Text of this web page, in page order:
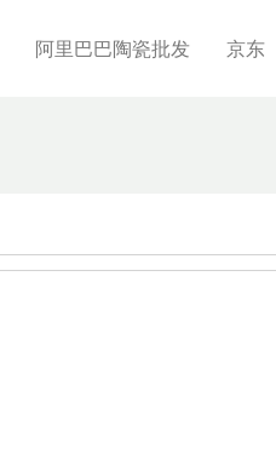
阿里巴巴陶瓷批发 京东